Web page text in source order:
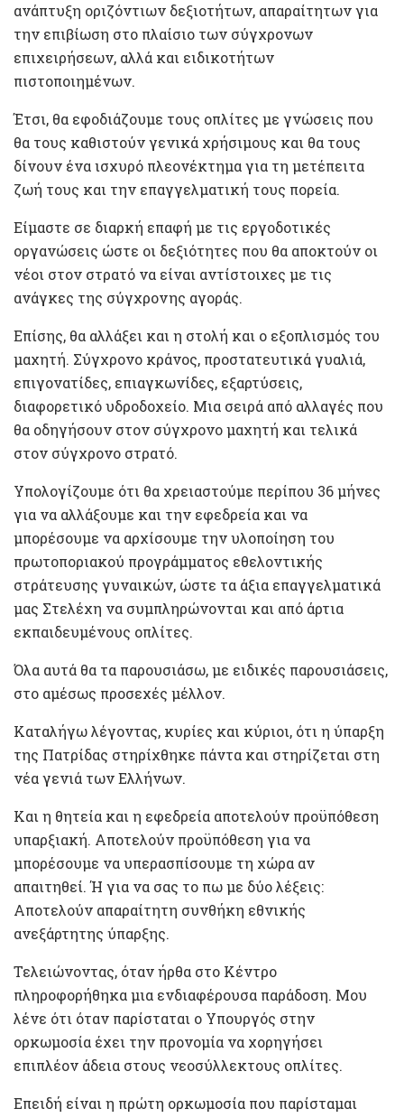
ανάπτυξη οριζόντιων δεξιοτήτων, απαραίτητων για
την επιβίωση στο πλαίσιο των σύγχρονων
επιχειρήσεων, αλλά και ειδικοτήτων
πιστοποιημένων.
Έτσι, θα εφοδιάζουμε τους οπλίτες με γνώσεις που
θα τους καθιστούν γενικά χρήσιμους και θα τους
δίνουν ένα ισχυρό πλεονέκτημα για τη μετέπειτα
ζωή τους και την επαγγελματική τους πορεία.
Είμαστε σε διαρκή επαφή με τις εργοδοτικές
οργανώσεις ώστε οι δεξιότητες που θα αποκτούν οι
νέοι στον στρατό να είναι αντίστοιχες με τις
ανάγκες της σύγχρονης αγοράς.
Επίσης, θα αλλάξει και η στολή και ο εξοπλισμός του
μαχητή. Σύγχρονο κράνος, προστατευτικά γυαλιά,
επιγονατίδες, επιαγκωνίδες, εξαρτύσεις,
διαφορετικό υδροδοχείο. Μια σειρά από αλλαγές που
θα οδηγήσουν στον σύγχρονο μαχητή και τελικά
στον σύγχρονο στρατό.
Υπολογίζουμε ότι θα χρειαστούμε περίπου 36 μήνες
για να αλλάξουμε και την εφεδρεία και να
μπορέσουμε να αρχίσουμε την υλοποίηση του
πρωτοποριακού προγράμματος εθελοντικής
στράτευσης γυναικών, ώστε τα άξια επαγγελματικά
μας Στελέχη να συμπληρώνονται και από άρτια
εκπαιδευμένους οπλίτες.
Όλα αυτά θα τα παρουσιάσω, με ειδικές παρουσιάσεις,
στο αμέσως προσεχές μέλλον.
Καταλήγω λέγοντας, κυρίες και κύριοι, ότι η ύπαρξη
της Πατρίδας στηρίχθηκε πάντα και στηρίζεται στη
νέα γενιά των Ελλήνων.
Και η θητεία και η εφεδρεία αποτελούν προϋπόθεση
υπαρξιακή. Αποτελούν προϋπόθεση για να
μπορέσουμε να υπερασπίσουμε τη χώρα αν
απαιτηθεί. Ή για να σας το πω με δύο λέξεις:
Αποτελούν απαραίτητη συνθήκη εθνικής
ανεξάρτητης ύπαρξης.
Τελειώνοντας, όταν ήρθα στο Κέντρο
πληροφορήθηκα μια ενδιαφέρουσα παράδοση. Μου
λένε ότι όταν παρίσταται ο Υπουργός στην
ορκωμοσία έχει την προνομία να χορηγήσει
επιπλέον άδεια στους νεοσύλλεκτους οπλίτες.
Επειδή είναι η πρώτη ορκωμοσία που παρίσταμαι